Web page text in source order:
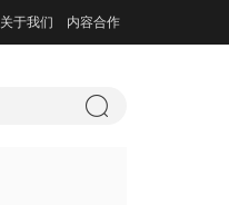
关于我们 内容合作